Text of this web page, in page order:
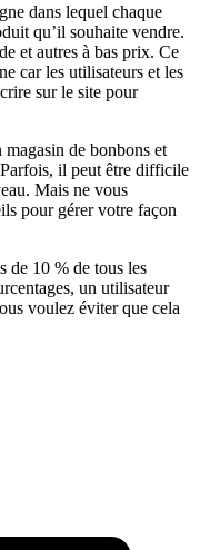
dans lequel chaque
qu’il souhaite vendre.
et autres à bas prix. Ce
car les utilisateurs et les
sur le site pour
magasin de bonbons et
il peut être difficile
Mais ne vous
pour gérer votre façon
de 10 % de tous les
un utilisateur
voulez éviter que cela